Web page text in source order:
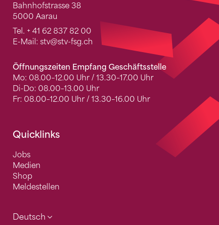
Bahnhofstrasse 38
5000 Aarau
Tel. + 41 62 837 82 00
E-Mail: stv@stv-fsg.ch
Öffnungszeiten Empfang Geschäftsstelle
Mo: 08.00–12.00 Uhr / 13.30–17.00 Uhr
Di-Do: 08.00–13.00 Uhr
Fr: 08.00–12.00 Uhr / 13.30–16.00 Uhr
Quicklinks
Jobs
Medien
Shop
Meldestellen
Deutsch